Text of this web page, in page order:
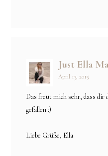
Just Ella
April 13, 2015
Das freut mich sehr, dass dir
gefallen :)
Liebe Grüße, Ella